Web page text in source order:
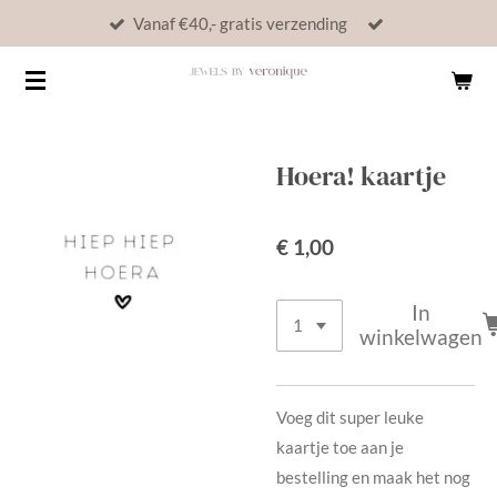
naar
Vanaf €40,- gratis verzending
Hoera! kaartje
€ 1,00
In
winkelwagen
Voeg dit super leuke
kaartje toe aan je
bestelling en maak het nog